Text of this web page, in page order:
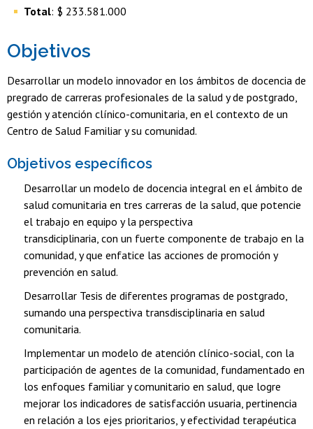
Total: $ 233.581.000
Objetivos
Desarrollar un modelo innovador en los ámbitos de docencia de
pregrado de carreras profesionales de la salud y de postgrado,
gestión y atención clínico-comunitaria, en el contexto de un
Centro de Salud Familiar y su comunidad.
Objetivos específicos
Desarrollar un modelo de docencia integral en el ámbito de
salud comunitaria en tres carreras de la salud, que potencie
el trabajo en equipo y la perspectiva
transdiciplinaria, con un fuerte componente de trabajo en la
comunidad, y que enfatice las acciones de promoción y
prevención en salud.
Desarrollar Tesis de diferentes programas de postgrado,
sumando una perspectiva transdisciplinaria en salud
comunitaria.
Implementar un modelo de atención clínico-social, con la
participación de agentes de la comunidad, fundamentado en
los enfoques familiar y comunitario en salud, que logre
mejorar los indicadores de satisfacción usuaria, pertinencia
en relación a los ejes prioritarios, y efectividad terapéutica